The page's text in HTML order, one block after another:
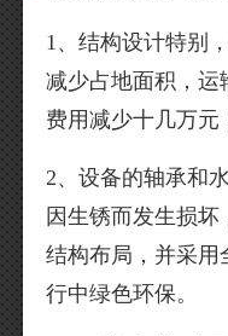
1、结构设计特别
减少占地面积，运
费用减少十几万元
2、设备的轴承和
因生锈而发生损
结构布局，并采用
行中绿色环保。